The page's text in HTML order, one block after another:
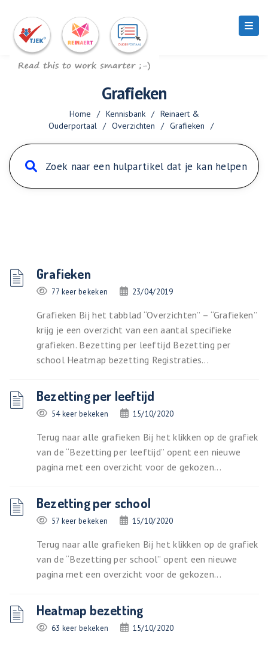
Grafieken
Home / Kennisbank / Reinaert &
Ouderportaal / Overzichten / Grafieken /
Grafieken
77 keer bekeken 23/04/2019
Grafieken Bij het tabblad “Overzichten” – “Grafieken”
krijg je een overzicht van een aantal specifieke
grafieken. Bezetting per leeftijd Bezetting per
school Heatmap bezetting Registraties...
Bezetting per leeftijd
54 keer bekeken 15/10/2020
Terug naar alle grafieken Bij het klikken op de grafiek
van de “Bezetting per leeftijd” opent een nieuwe
pagina met een overzicht voor de gekozen...
Bezetting per school
57 keer bekeken 15/10/2020
Terug naar alle grafieken Bij het klikken op de grafiek
van de “Bezetting per school” opent een nieuwe
pagina met een overzicht voor de gekozen...
Heatmap bezetting
63 keer bekeken 15/10/2020